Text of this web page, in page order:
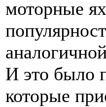
моторные
И это было
которые